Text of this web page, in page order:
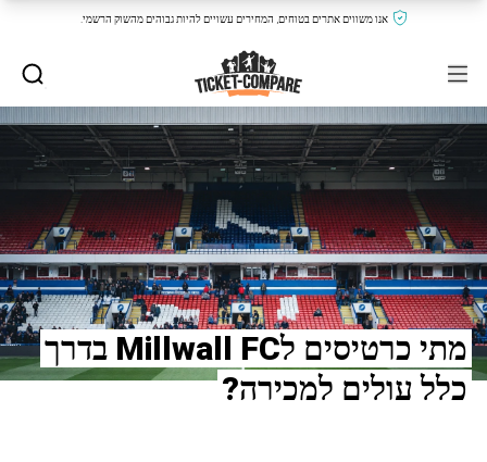
אנו משווים אתרים בטוחים, המחירים עשויים להיות גבוהים מהשוק הרשמי.
מתי כרטיסים לMillwall FC בדרך
כלל עולים למכירה?